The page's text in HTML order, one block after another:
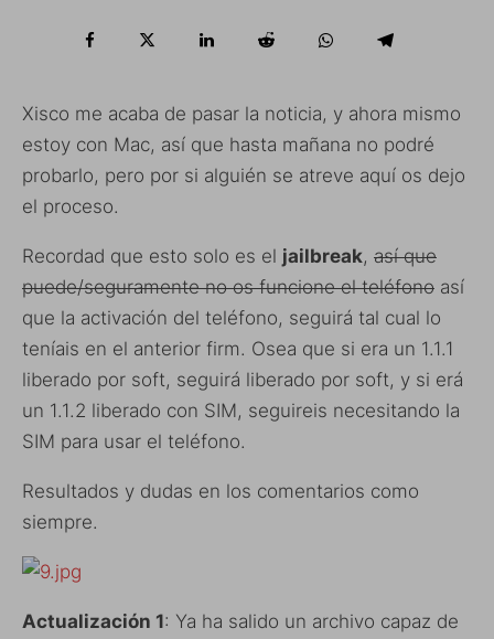
Xisco me acaba de pasar la noticia, y ahora mismo
estoy con Mac, así que hasta mañana no podré
probarlo, pero por si alguién se atreve aquí os dejo
el proceso.
Recordad que esto solo es el jailbreak, así que
puede/seguramente no os funcione el teléfono así
que la activación del teléfono, seguirá tal cual lo
teníais en el anterior firm. Osea que si era un 1.1.1
liberado por soft, seguirá liberado por soft, y si erá
un 1.1.2 liberado con SIM, seguireis necesitando la
SIM para usar el teléfono.
Resultados y dudas en los comentarios como
siempre.
Actualización 1: Ya ha salido un archivo capaz de